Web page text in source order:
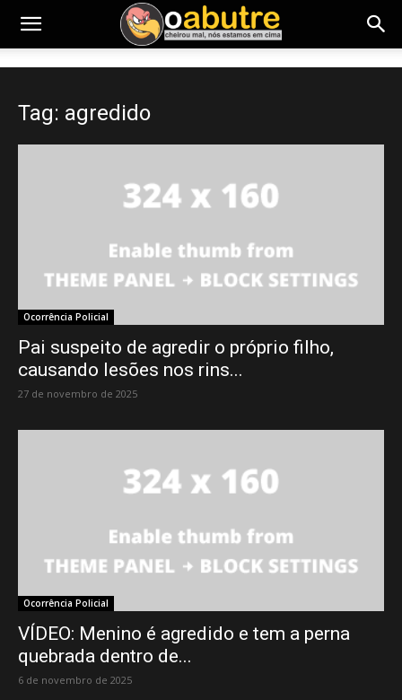
Tag: agredido
Ocorrência Policial
Pai suspeito de agredir o próprio filho,
causando lesões nos rins...
27 de novembro de 2025
Ocorrência Policial
VÍDEO: Menino é agredido e tem a perna
quebrada dentro de...
6 de novembro de 2025